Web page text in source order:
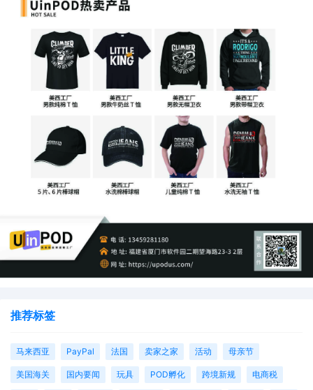
案件信息：
案件号：25-cv-06691
品牌方：Boredinclass, LLC
代理律所：Sullivan & Carter, LLP
起诉地：美国伊利诺伊州
维权理由：商标侵权
推荐标签
马来西亚 PayPal 法国 卖家之家 活动 母亲节
美国海关 国内要闻 玩具 POD孵化 跨境新规 电商税